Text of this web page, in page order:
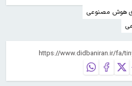
هوش مصنوعی